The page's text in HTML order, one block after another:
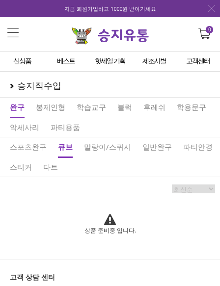
지금 회원가입하고 1000원 받아가세요
0
신상품 베스트 핫세일 기획 제조사별 고객센터
승지직수입
완구 봉제인형 학습교구 블럭 후레쉬 학용문구
악세사리
파티용품
스포츠완구
큐브 말랑이/스퀴시 일반완구 파티안경
스티커 다트
상품 준비중 입니다.
고객 상담 센터